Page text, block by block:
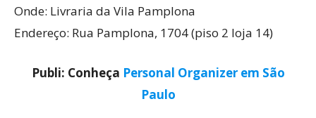
Onde: Livraria da Vila Pamplona
Endereço: Rua Pamplona, 1704 (piso 2 loja 14)
Publi: Conheça Personal Organizer em São
Paulo